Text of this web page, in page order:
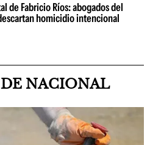
de Fabricio Ríos: abogados del
homicidio intencional
NACIONAL